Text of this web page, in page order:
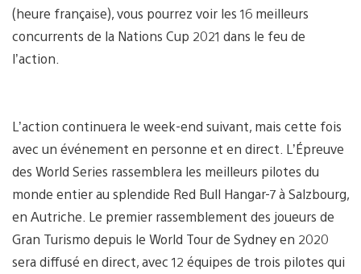
(heure française), vous pourrez voir les 16 meilleurs
concurrents de la Nations Cup 2021 dans le feu de
l’action.
L’action continuera le week-end suivant, mais cette fois
avec un événement en personne et en direct. L’Épreuve
des World Series rassemblera les meilleurs pilotes du
monde entier au splendide Red Bull Hangar-7 à Salzbourg,
en Autriche. Le premier rassemblement des joueurs de
Gran Turismo depuis le World Tour de Sydney en 2020
sera diffusé en direct, avec 12 équipes de trois pilotes qui